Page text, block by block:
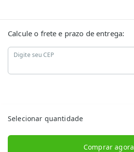
Calcule o frete e prazo de entrega:
Digite seu CEP
Selecionar quantidade
Comprar agora